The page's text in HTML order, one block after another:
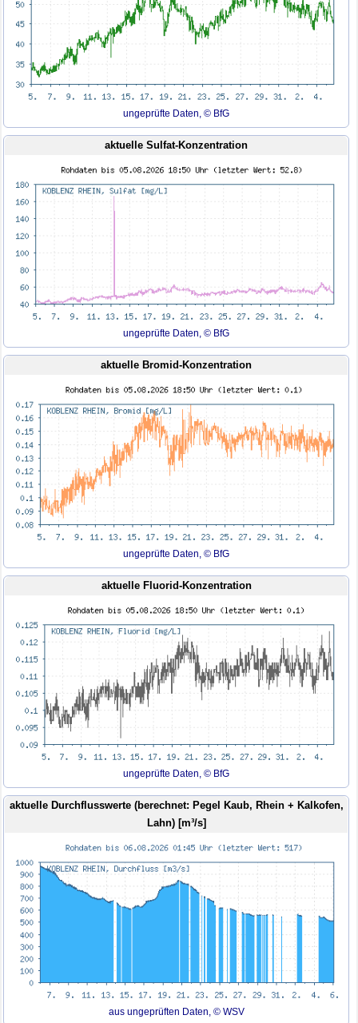
ungeprüfte Daten, © BfG
aktuelle Sulfat-Konzentration
ungeprüfte Daten, © BfG
aktuelle Bromid-Konzentration
ungeprüfte Daten, © BfG
aktuelle Fluorid-Konzentration
ungeprüfte Daten, © BfG
aktuelle Durchflusswerte (berechnet: Pegel Kaub, Rhein + Kalkofen,
Lahn) [m³/s]
aus ungeprüften Daten, © WSV